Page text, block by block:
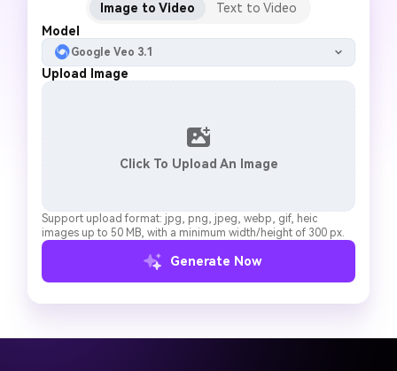
Image to Video
Text to Video
Model
Google Veo 3.1
Upload Image
Click To Upload An Image
Support upload format: jpg, png, jpeg, webp, gif, heic
images up to 50 MB, with a minimum width/height of 300 px.
Generate Now